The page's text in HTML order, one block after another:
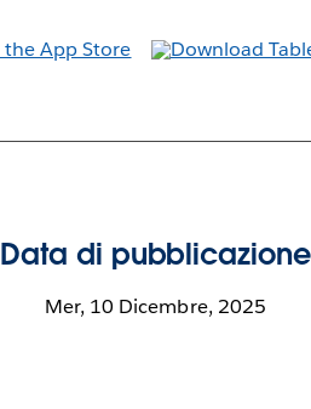
Data di pubblicazione
Mer, 10 Dicembre, 2025